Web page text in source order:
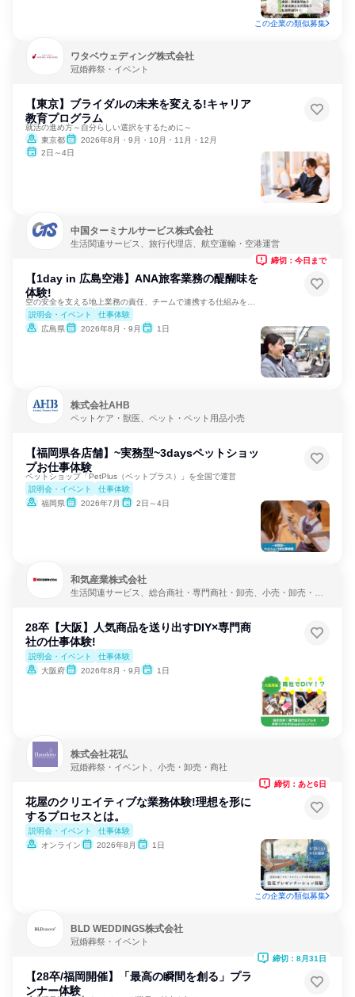
この企業の類似募集
ワタベウェディング株式会社
冠婚葬祭・イベント
【東京】ブライダルの未来を変える!キャリア
教育プログラム
就活の進め方～自分らしい選択をするために～
東京都
2026年8月・9月・10月・11月・12月
2日～4日
中国ターミナルサービス株式会社
生活関連サービス、旅行代理店、航空運輸・空港運営
【1day in 広島空港】ANA旅客業務の醍醐味を
体験!
説明会・イベント
仕事体験
広島県
2026年8月・9月 1日
締切：今日まで
株式会社AHB
ペットケア・獣医、ペット・ペット用品小売
【福岡県各店舗】~実務型~3daysペットショッ
プお仕事体験
ペットショップ「PetPlus（ペットプラス）」を全国で運営
説明会・イベント
仕事体験
福岡県
2026年7月 2日～4日
和気産業株式会社
生活関連サービス、総合商社・専門商社・卸売、小売・卸売・商
28卒【大阪】人気商品を送り出すDIY×専門商
社の仕事体験!
説明会・イベント
仕事体験
大阪府
2026年8月・9月 1日
株式会社花弘
冠婚葬祭・イベント、小売・卸売・商社
花屋のクリエイティブな業務体験!理想を形に
するプロセスとは。
説明会・イベント
仕事体験
オンライン
2026年8月 1日
締切：あと6日
この企業の類似募集
BLD WEDDINGS株式会社
冠婚葬祭・イベント
【28卒/福岡開催】「最高の瞬間を創る」プラ
ンナー体験
締切：8月31日